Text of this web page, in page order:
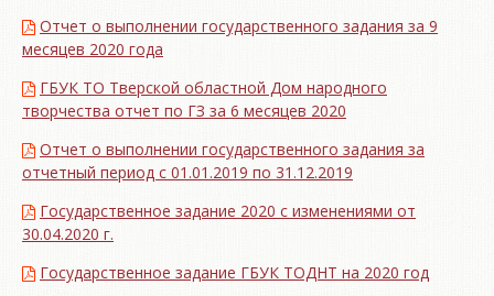
Отчет о выполнении государственного задания за 9
месяцев 2020 года
ГБУК ТО Тверской областной Дом народного
творчества отчет по ГЗ за 6 месяцев 2020
Отчет о выполнении государственного задания за
отчетный период с 01.01.2019 по 31.12.2019
Государственное задание 2020 с изменениями от
30.04.2020 г.
Государственное задание ГБУК ТОДНТ на 2020 год